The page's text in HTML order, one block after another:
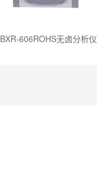
BXR-606ROHS无卤分析仪